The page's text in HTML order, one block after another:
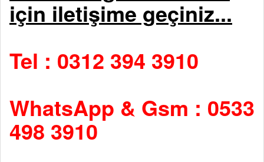
için iletişime geçiniz...
Tel : 0312 394 3910
WhatsApp & Gsm : 0533
498 3910